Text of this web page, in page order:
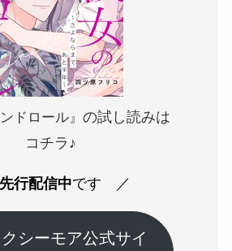
ドロール』 の試し読みは
コチラ♪
先行配信中です ／
シーモア公式サイ